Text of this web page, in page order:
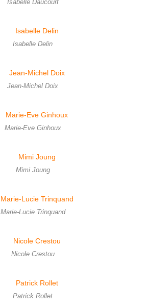
Isabelle Daucourt
Isabelle Delin
Jean-Michel Doix
Marie-Eve Ginhoux
Mimi Joung
Marie-Lucie Trinquand
Nicole Crestou
Patrick Rollet